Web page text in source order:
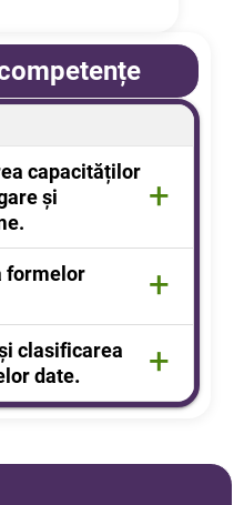
capacităților
și
+
verbală a
înconjurător
formelor
+
natură cu
clasificarea
date. +